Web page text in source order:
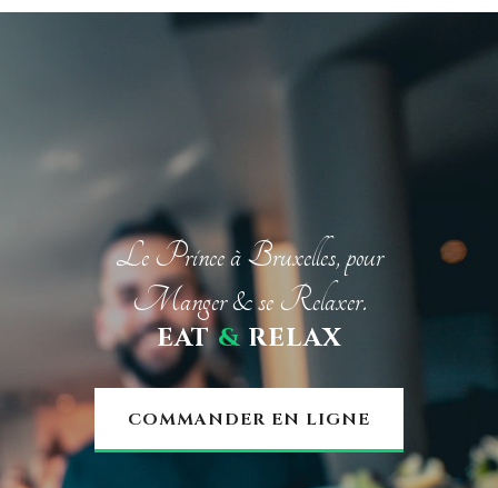
Le Prince à Bruxelles, pour
Manger & se Relaxer.
EAT&RELAX
COMMANDER EN LIGNE